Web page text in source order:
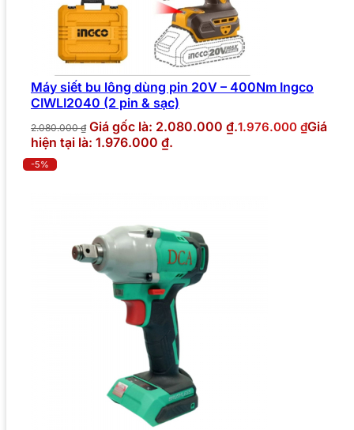
Máy siết bu lông dùng pin 20V – 400Nm Ingco
CIWLI2040 (2 pin & sạc)
2.080.000₫ Giá gốc là: 2.080.000 ₫.1.976.000 ₫Giá
hiện tại là: 1.976.000 ₫.
-5%